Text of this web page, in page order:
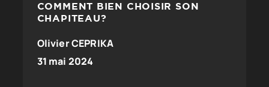
COMMENT BIEN CHOISIR SON
CHAPITEAU?
Olivier CEPRIKA
31 mai 2024